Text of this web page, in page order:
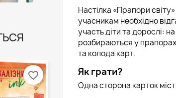
favorite_border
Настілка «Прапори
учасникам необхідно
участь діти та дорослі:
розбираються у
та колода карт.
Як грати?
Одна сторона карток